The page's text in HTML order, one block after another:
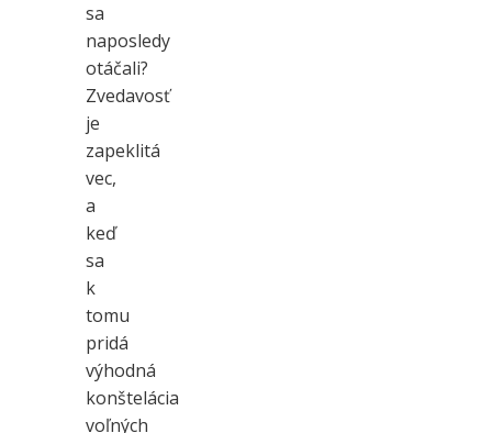
sa
naposledy
otáčali?
Zvedavosť
je
zapeklitá
vec,
a
keď
sa
k
tomu
pridá
výhodná
konštelácia
voľných